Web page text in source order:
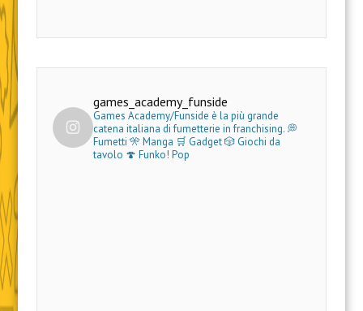
games_academy_funside
Games Academy/Funside è la più grande
catena italiana di fumetterie in franchising.💭
Fumetti 🎌 Manga 🛒 Gadget🎲 Giochi da
tavolo 🍄 Funko! Pop